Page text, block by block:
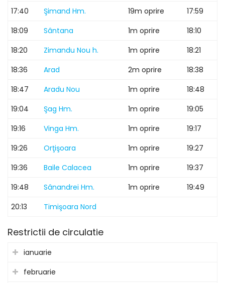
17:40
Şimand Hm. 19m oprire
17:59
18:09
Sântana 1m oprire
18:10
18:20
Zimandu Nou h. 1m oprire
18:21
18:36
Arad 2m oprire
18:38
18:47
Aradu Nou 1m oprire
18:48
19:04
Şag Hm. 1m oprire
19:05
19:16
Vinga Hm. 1m oprire
19:17
19:26
Orţişoara 1m oprire
19:27
19:36
Baile Calacea 1m oprire
19:37
19:48
Sânandrei Hm. 1m oprire
19:49
20:13
Timişoara Nord
Restrictii de circulatie
ianuarie
februarie